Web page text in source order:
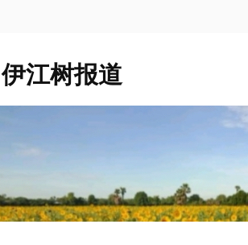
伊江树报道